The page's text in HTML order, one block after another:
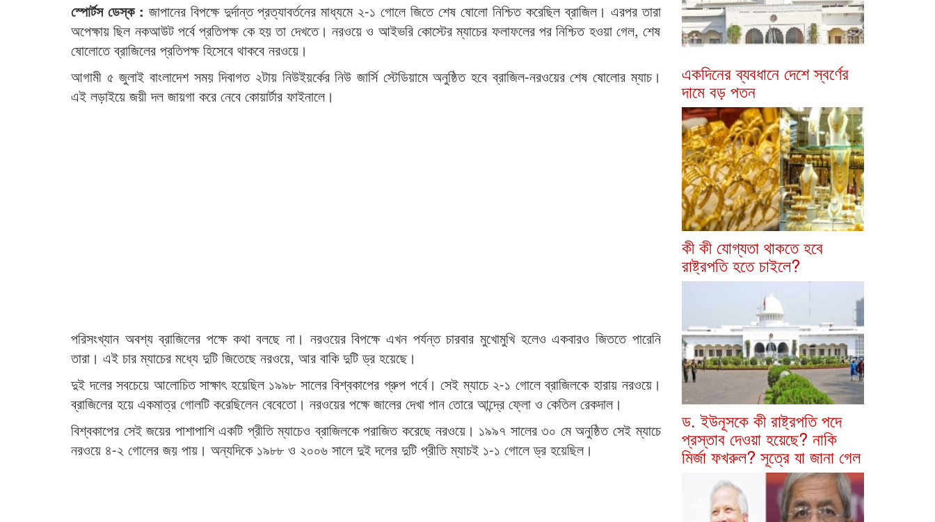
স্পোর্টস ডেস্ক : জাপানের বিপক্ষে দুর্দান্ত প্রত্যাবর্তনের মাধ্যমে ২-১ গোলে জিতে শেষ ষোলো নিশ্চিত করেছিল ব্রাজিল। এরপর তারা
অপেক্ষায় ছিল নকআউট পর্বে প্রতিপক্ষ কে হয় তা দেখতে। নরওয়ে ও আইভরি কোস্টের ম্যাচের ফলাফলের পর নিশ্চিত হওয়া গেল, শেষ
ষোলোতে ব্রাজিলের প্রতিপক্ষ হিসেবে থাকবে নরওয়ে।
আগামী ৫ জুলাই বাংলাদেশ সময় দিবাগত ২টায় নিউইয়র্কের নিউ জার্সি স্টেডিয়ামে অনুষ্ঠিত হবে ব্রাজিল-নরওয়ের শেষ ষোলোর ম্যাচ।
এই লড়াইয়ে জয়ী দল জায়গা করে নেবে কোয়ার্টার ফাইনালে।
পরিসংখ্যান অবশ্য ব্রাজিলের পক্ষে কথা বলছে না। নরওয়ের বিপক্ষে এখন পর্যন্ত চারবার মুখোমুখি হলেও একবারও জিততে পারেনি
তারা। এই চার ম্যাচের মধ্যে দুটি জিতেছে নরওয়ে, আর বাকি দুটি ড্র হয়েছে।
দুই দলের সবচেয়ে আলোচিত সাক্ষাৎ হয়েছিল ১৯৯৮ সালের বিশ্বকাপের গ্রুপ পর্বে। সেই ম্যাচে ২-১ গোলে ব্রাজিলকে হারায় নরওয়ে।
ব্রাজিলের হয়ে একমাত্র গোলটি করেছিলেন বেবেতো। নরওয়ের পক্ষে জালের দেখা পান তোরে আন্দ্রে ফ্লো ও কেতিল রেকদাল।
বিশ্বকাপের সেই জয়ের পাশাপাশি একটি প্রীতি ম্যাচেও ব্রাজিলকে পরাজিত করেছে নরওয়ে। ১৯৯৭ সালের ৩০ মে অনুষ্ঠিত সেই ম্যাচে
নরওয়ে ৪-২ গোলের জয় পায়। অন্যদিকে ১৯৮৮ ও ২০০৬ সালে দুই দলের দুটি প্রীতি ম্যাচই ১-১ গোলে ড্র হয়েছিল।
একদিনের ব্যবধানে দেশে স্বর্ণের
দামে বড় পতন
কী কী যোগ্যতা থাকতে হবে
রাষ্ট্রপতি হতে চাইলে?
ড. ইউনূসকে কী রাষ্ট্রপতি পদে
প্রস্তাব দেওয়া হয়েছে? নাকি
মির্জা ফখরুল? সূত্রে যা জানা গেল